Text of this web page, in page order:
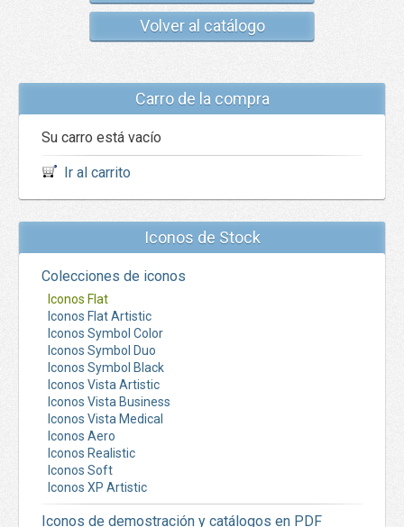
Volver al catálogo
Carro de la compra
Su carro está vacío
Ir al carrito
Iconos de Stock
Colecciones de iconos
Iconos Flat
Iconos Flat Artistic
Iconos Symbol Color
Iconos Symbol Duo
Iconos Symbol Black
Iconos Vista Artistic
Iconos Vista Business
Iconos Vista Medical
Iconos Aero
Iconos Realistic
Iconos Soft
Iconos XP Artistic
Iconos de demostración y catálogos en PDF